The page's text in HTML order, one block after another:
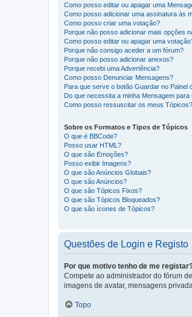
Como posso editar ou apagar uma
Como posso adicionar uma assinatura às
Como posso criar uma votação?
Porque não posso adicionar mais opções
Como posso editar ou apagar uma
Porque não consigo aceder a um fórum?
Porque não posso adicionar anexos?
Porque recebi uma Advertência?
Como posso Denunciar Mensagens?
Para que serve o botão Guardar no Painel
Do que necessita a minha Mensagem para
Como posso ressuscitar os meus Tópicos?
Sobre os Formatos e Tipos de Tópicos
O que é BBCode?
Posso usar HTML?
O que são Emoções?
Posso exibir Imagens?
O que são Anúncios Globais?
O que são Anúncios?
O que são Tópicos Fixos?
O que são Tópicos Bloqueados?
O que são ícones de Tópicos?
Questões de Login e Registo
Por que motivo tenho de me
Compete ao administrador do fórum
imagens de avatar, mensagens
Topo